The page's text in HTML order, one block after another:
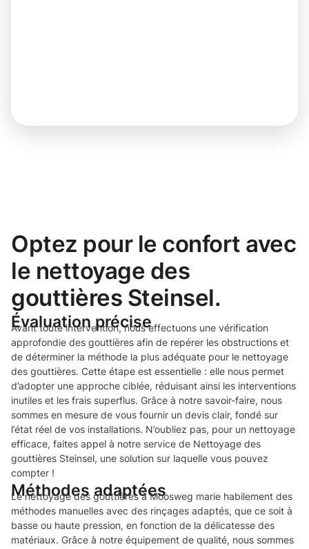
Optez pour le confort avec
le nettoyage des
gouttières Steinsel.
Évaluation précise
Avant toute intervention, nous effectuons une vérification
approfondie des gouttières afin de repérer les obstructions et
de déterminer la méthode la plus adéquate pour le nettoyage
des gouttières. Cette étape est essentielle : elle nous permet
d’adopter une approche ciblée, réduisant ainsi les interventions
inutiles et les frais superflus. Grâce à notre savoir-faire, nous
sommes en mesure de vous fournir un devis clair, fondé sur
l’état réel de vos installations. N’oubliez pas, pour un nettoyage
efficace, faites appel à notre service de Nettoyage des
gouttières Steinsel, une solution sur laquelle vous pouvez
compter !
Méthodes adaptées
Le nettoyage des gouttières à Moosweg marie habilement des
méthodes manuelles avec des rinçages adaptés, que ce soit à
basse ou haute pression, en fonction de la délicatesse des
matériaux. Grâce à notre équipement de qualité, nous sommes